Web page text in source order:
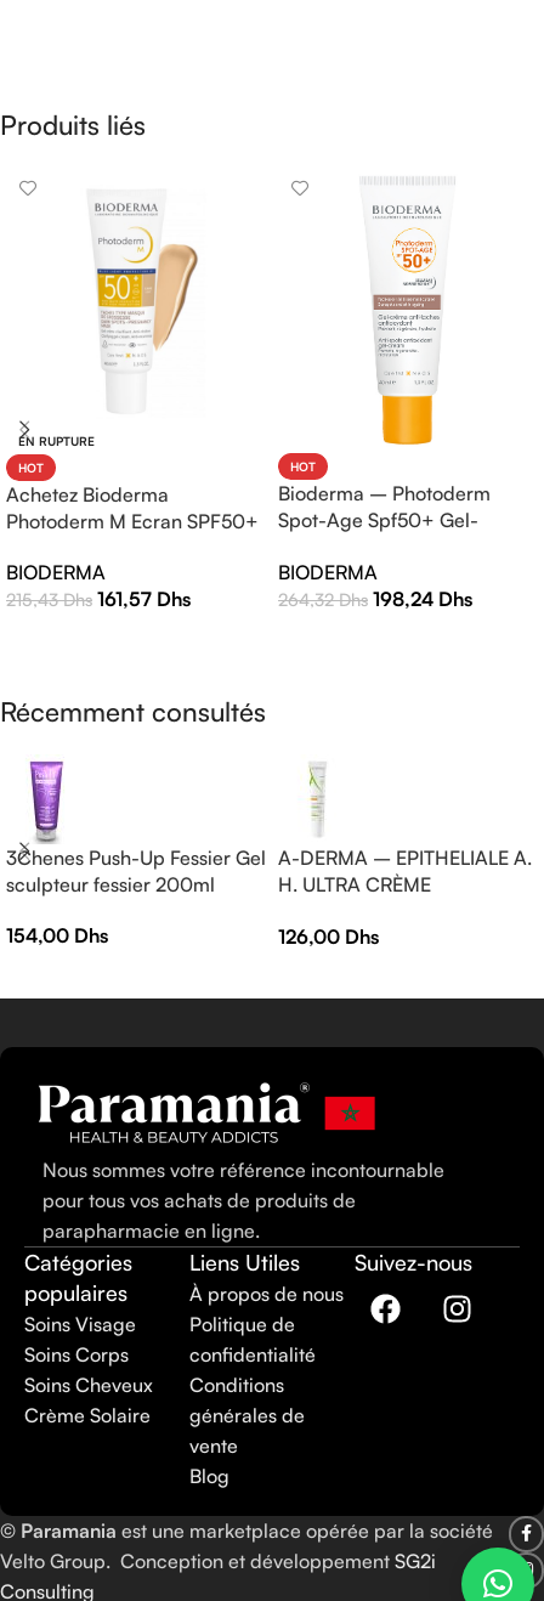
Produits liés
EN RUPTURE
HOT
Achetez Bioderma
Photoderm M Ecran SPF50+
Protection Solaire Haute
Efficacité
BIODERMA
215,43Dhs 161,57 Dhs
HOT
Bioderma – Photoderm
Spot-Age Spf50+ Gel-
BIODERMA
264,32Dhs 198,24 Dhs
Récemment consultés
3Chenes Push-Up Fessier Gel
sculpteur fessier 200ml
154,00 Dhs
A-DERMA – EPITHELIALE A.
H. ULTRA CRÈME
— Crème réparatrice —
126,00 Dhs
Nous sommes votre référence incontournable
pour tous vos achats de produits de
parapharmacie en ligne.
Catégories
populaires
Soins Visage
Soins Corps
Soins Cheveux
Crème Solaire
Liens Utiles
À propos de nous
Politique de
confidentialité
Conditions
générales de
vente
Blog
Suivez-nous
© Paramania est une marketplace opérée par la société
Velto Group. Conception et développement SG2i
Consulting